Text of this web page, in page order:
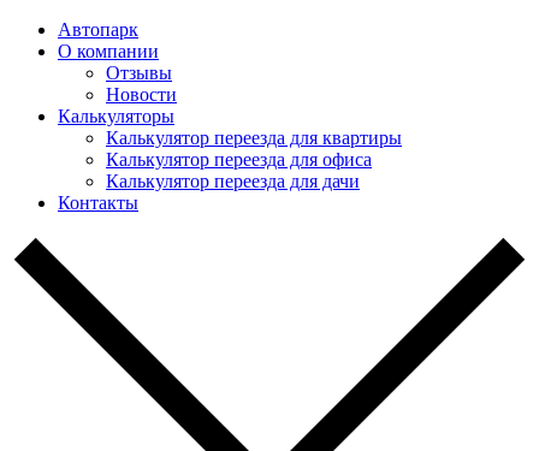
Автопарк
О компании
Отзывы
Новости
Калькуляторы
Калькулятор переезда для квартиры
Калькулятор переезда для офиса
Калькулятор переезда для дачи
Контакты